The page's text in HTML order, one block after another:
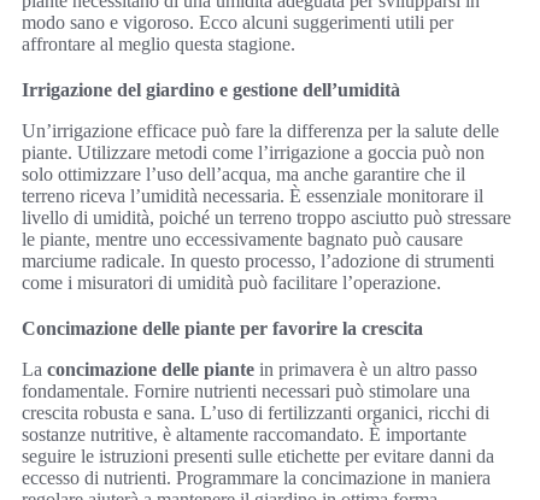
modo sano e vigoroso. Ecco alcuni suggerimenti utili per
affrontare al meglio questa stagione.
Irrigazione del giardino e gestione dell’umidità
Un’irrigazione efficace può fare la differenza per la salute delle
piante. Utilizzare metodi come l’irrigazione a goccia può non
solo ottimizzare l’uso dell’acqua, ma anche garantire che il
terreno riceva l’umidità necessaria. È essenziale monitorare il
livello di umidità, poiché un terreno troppo asciutto può stressare
le piante, mentre uno eccessivamente bagnato può causare
marciume radicale. In questo processo, l’adozione di strumenti
come i misuratori di umidità può facilitare l’operazione.
Concimazione delle piante per favorire la crescita
La concimazione delle piante in primavera è un altro passo
fondamentale. Fornire nutrienti necessari può stimolare una
crescita robusta e sana. L’uso di fertilizzanti organici, ricchi di
sostanze nutritive, è altamente raccomandato. È importante
seguire le istruzioni presenti sulle etichette per evitare danni da
eccesso di nutrienti. Programmare la concimazione in maniera